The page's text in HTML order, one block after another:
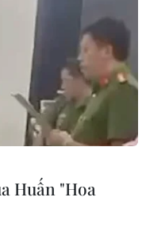
Huấn "Hoa